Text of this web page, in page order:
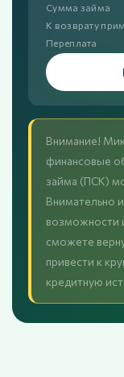
Сумма займа
К возврату
Переплата
Внимание!
финансовые
займа (ПСК)
Внимательно
возможности
сможете
привести к
кредитную